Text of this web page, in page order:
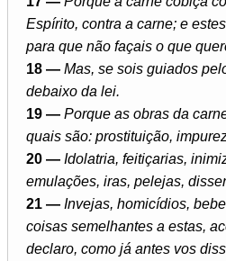
Espírito, contra a carne; e
para que não façais o que
18 — Mas, se sois guiados
debaixo da lei.
19 — Porque as obras da
quais são: prostituição,
20 — Idolatria, feitiçarias,
emulações, iras, pelejas,
21 — Invejas, homicídios,
coisas semelhantes a estas,
declaro, como já antes vos